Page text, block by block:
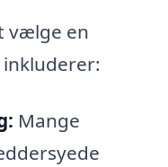
vælge en
Mange